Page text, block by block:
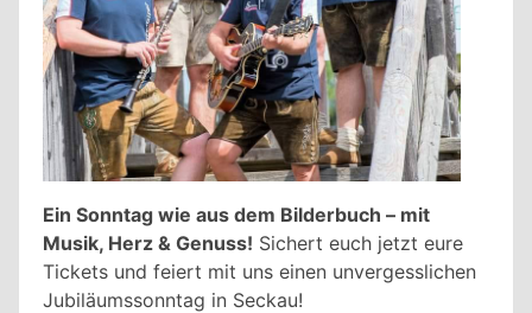
Ein Sonntag wie aus dem Bilderbuch – mit
Musik, Herz & Genuss! Sichert euch jetzt eure
Tickets und feiert mit uns einen unvergesslichen
Jubiläumssonntag in Seckau!